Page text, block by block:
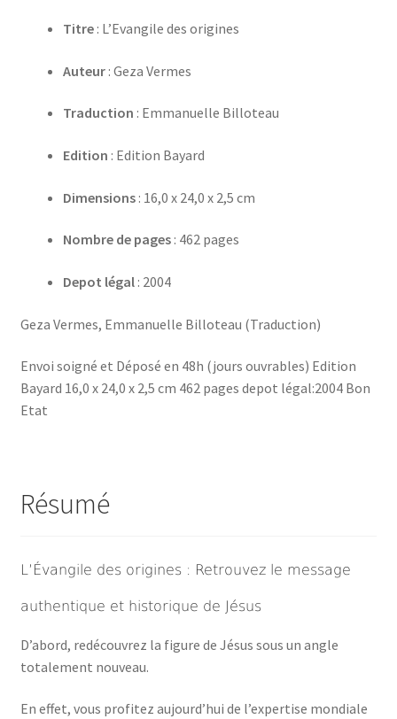
Titre: L’Evangile des origines
Auteur: Geza Vermes
Traduction : Emmanuelle Billoteau
Edition : Edition Bayard
Dimensions: 16,0 x 24,0 x 2,5 cm
Nombre de pages: 462 pages
Depot légal: 2004
Geza Vermes, Emmanuelle Billoteau (Traduction)
Envoi soigné et Déposé en 48h (jours ouvrables) Edition
Bayard 16,0 x 24,0 x 2,5 cm 462 pages depot légal:2004 Bon
Etat
Résumé
L’Évangile des origines : Retrouvez le message
authentique et historique de Jésus
D’abord, redécouvrez la figure de Jésus sous un angle
totalement nouveau.
En effet, vous profitez aujourd’hui de l’expertise mondiale